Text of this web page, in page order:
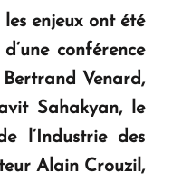
d'Arménie
enjeux ont été
conférence
Venard,
Sahakyan, le
l’Industrie des
Alain Crouzil,